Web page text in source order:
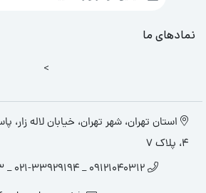
نمادهای ما
>
استان تهران، شهر تهران، خیابان لاله زار،
4، پلاک 7
09121040312 _ 021-33929194 _ 021-36615383